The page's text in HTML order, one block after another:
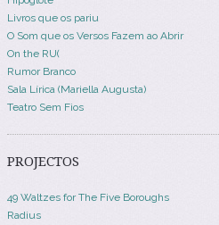
Livros que os pariu
O Som que os Versos Fazem ao Abrir
On the RU(
Rumor Branco
Sala Lírica (Mariella Augusta)
Teatro Sem Fios
PROJECTOS
49 Waltzes for The Five Boroughs
Radius